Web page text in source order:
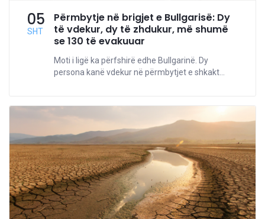
05
SHT
Përmbytje në brigjet e Bullgarisë: Dy
të vdekur, dy të zhdukur, më shumë
se 130 të evakuuar
Moti i ligë ka përfshirë edhe Bullgarinë. Dy
persona kanë vdekur në përmbytjet e shkakt...